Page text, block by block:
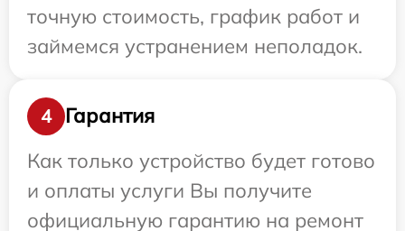
точную стоимость, график работ и
займемся устранением неполадок.
4
Гарантия
Как только устройство будет готово
и оплаты услуги Вы получите
официальную гарантию на ремонт